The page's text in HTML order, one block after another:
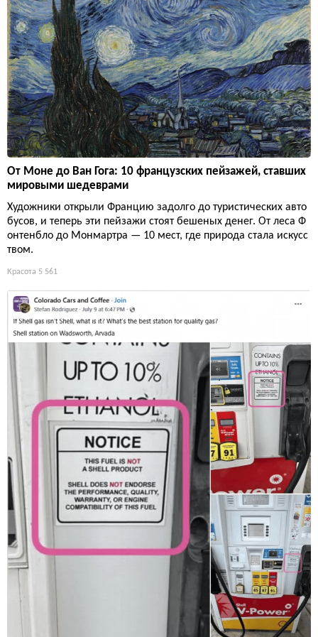
От Моне до Ван Гога: 10 французских пейзажей, ставших
мировыми шедеврами
Художники открыли Францию задолго до туристических авто
бусов, и теперь эти пейзажи стоят бешеных денег. От леса Ф
онтенбло до Монмартра — 10 мест, где природа стала искусс
твом.
Красота 5 561